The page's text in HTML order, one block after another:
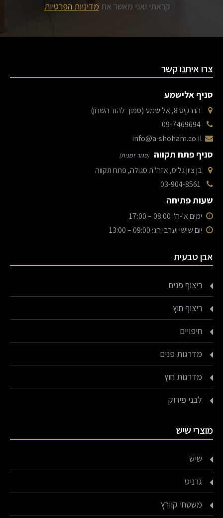
קראתי ואני מאשר את מדיניות הפרטיות
צרו איתנו קשר
סניף אלישמע
הנרקיס 8, אלישמע (סמוך להוד השרון)
info@a-shoham.co.il
סניף פתח תקווה (סגור זמנית)
בן ציון גליס, אזה"ת סגולה, פתח תקווה
שעות פתיחה
ימים א'-ה': 08:00 – 17:00
יום שישי וערבי חג: 09:00 – 13:00
אבן טבעית
ריצוף פנים
ריצוף חוץ
חיפויים
מדרגות פנים
מדרגות חוץ
לבני פירוק
מוצרי שיש
שיש
גרניט
משטחי קוורץ